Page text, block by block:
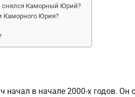
снялся Каморный Юрий?
Каморного Юрия?
в начале 2000-х годов. Он